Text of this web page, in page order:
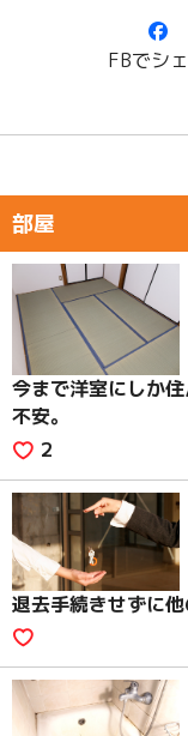
FBでシ
部屋
今まで洋室にしか
不安。
2
退去手続きせずに